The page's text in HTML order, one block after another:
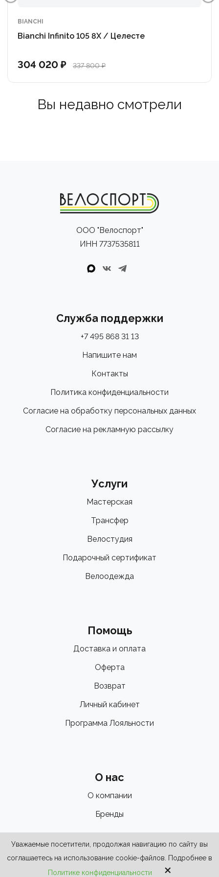
BIANCHI
Bianchi Infinito 105 8X / Целесте
304 020 ₽ 337 800 ₽
Вы недавно смотрели
ООО "Велоспорт"
ИНН 7737535811
Служба поддержки
+7 495 868 31 13
Напишите нам
Контакты
Политика конфиденциальности
Согласие на обработку персональных данных
Согласие на рекламную рассылку
Услуги
Мастерская
Трансфер
Велостудия
Подарочный сертификат
Велоодежда
Помощь
Доставка и оплата
Оферта
Возврат
Личный кабинет
Программа Лояльности
О нас
О компании
Бренды
Уважаемые посетители, продолжая навигацию по сайту вы
соглашаетесь на использование cookie-файлов. Подробнее в
Политике конфиденциальности
×